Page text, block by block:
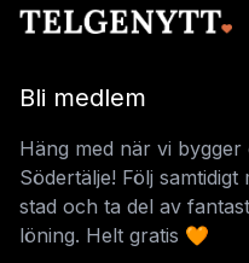
Bli medlem
Häng med när vi bygger
Södertälje! Följ
stad och ta del av
löning. Helt gratis 🧡